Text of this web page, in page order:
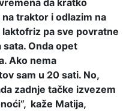
traktor i odlazim na
pa sve povratne
sata. Onda opet
Ako nema
sam u 20 sati. No,
zadnje tačke izvezem
kaže Matija,